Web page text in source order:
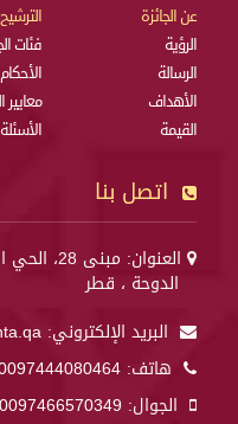
عن الجائزة
الرؤية
الرسالة
الأهداف
القيمة
الترشيح
فئات
الأحكام
معايير
اتصل بنا
العنوان: مبنى 28، الحي الثقافي (كتارا)،
الدوحة ، قطر
البريد الإلكتروني:
هاتف:
الجوال: 0097466570349